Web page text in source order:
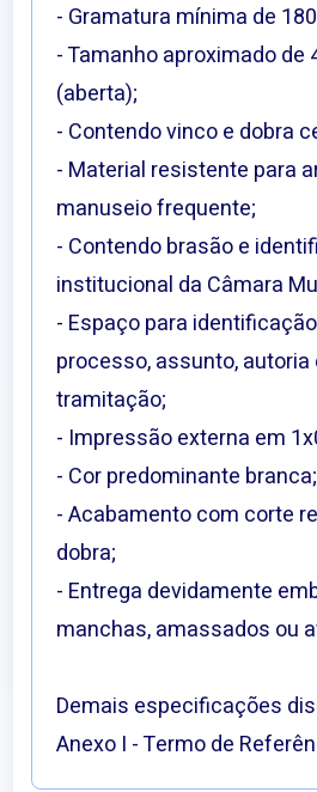
- Gramatura mínima de
- Tamanho aproximado de
(aberta);
- Contendo vinco e dobra
- Material resistente para
manuseio frequente;
- Contendo brasão e
institucional da Câmara
- Espaço para
processo, assunto, autoria
tramitação;
- Impressão externa em
- Cor predominante branca;
- Acabamento com corte
dobra;
- Entrega devidamente
manchas, amassados ou
Demais especificações
Anexo I - Termo de